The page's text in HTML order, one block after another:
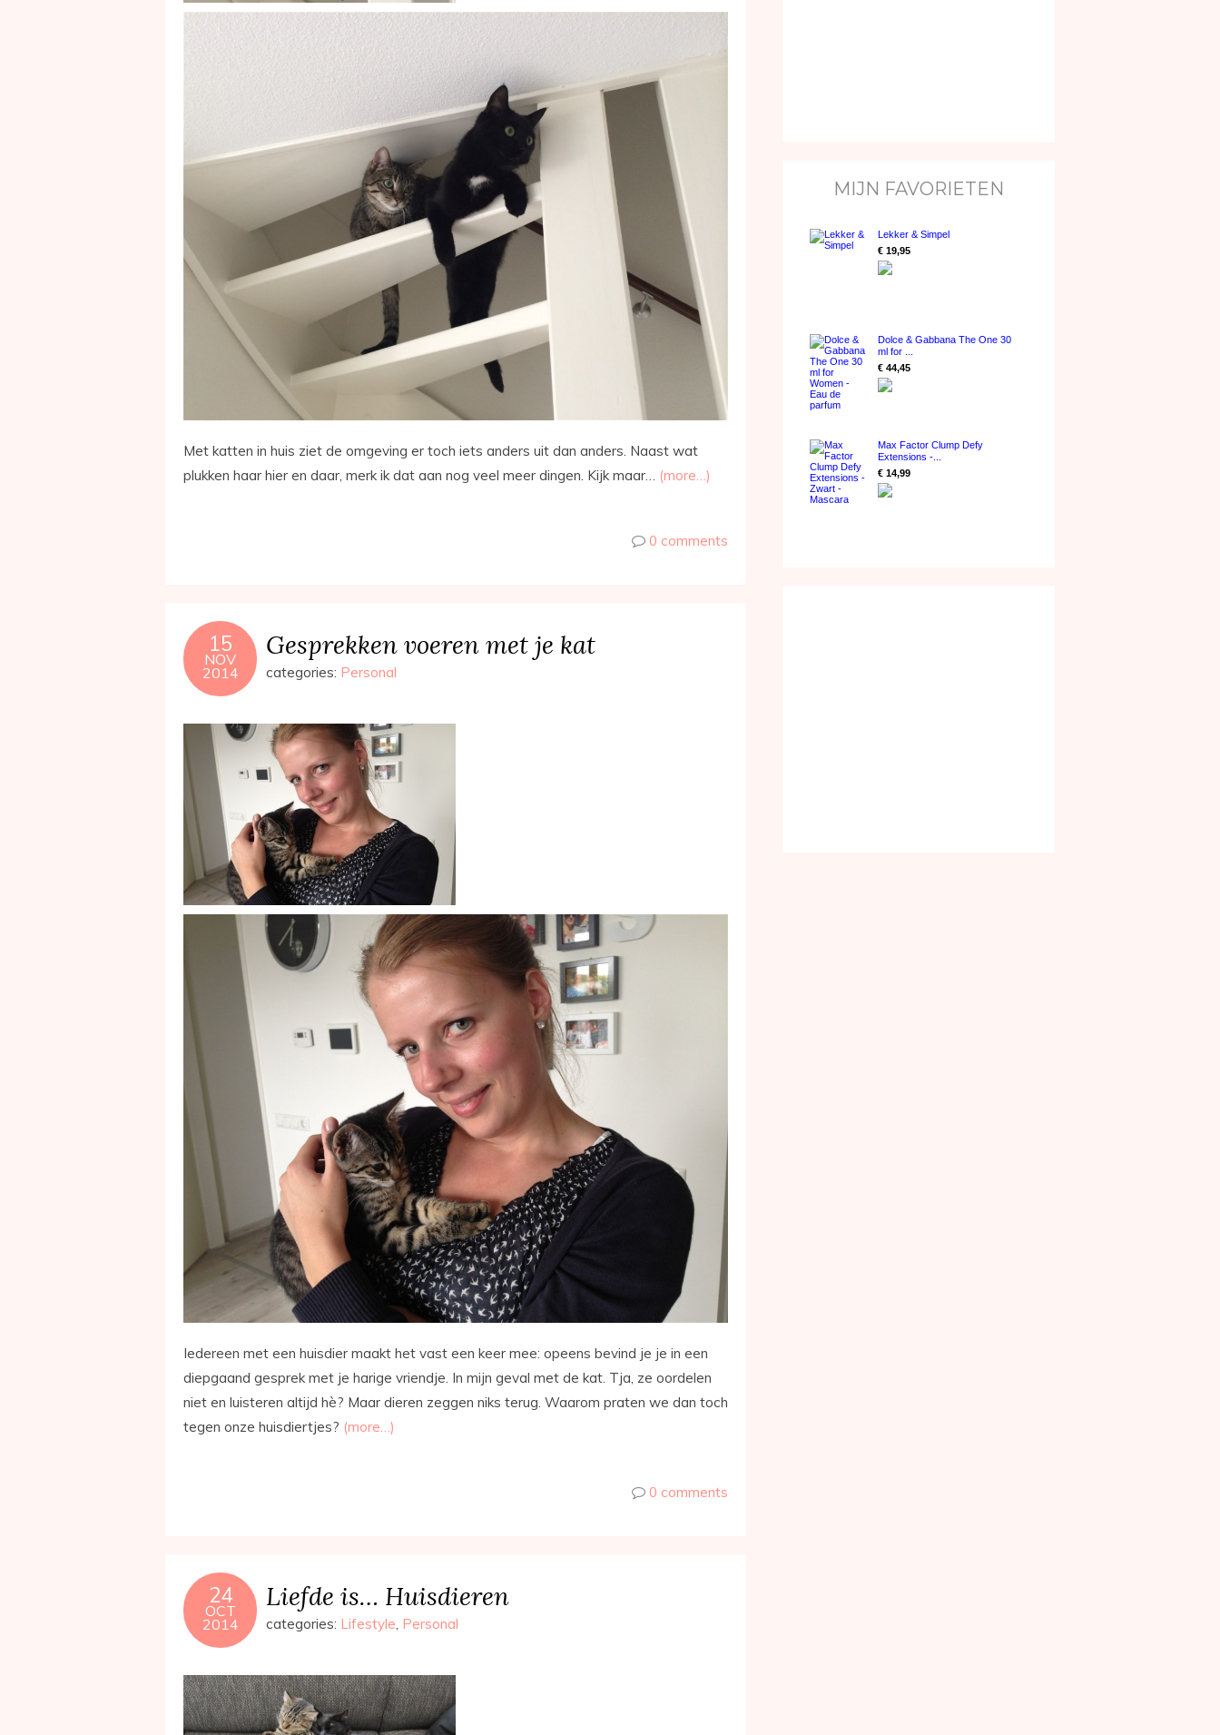
Met katten in huis ziet de omgeving er toch iets anders uit dan anders. Naast wat
plukken haar hier en daar, merk ik dat aan nog veel meer dingen. Kijk maar… (more…)
0 comments
15
NOV
2014
Gesprekken voeren met je kat
categories: Personal
Iedereen met een huisdier maakt het vast een keer mee: opeens bevind je je in een
diepgaand gesprek met je harige vriendje. In mijn geval met de kat. Tja, ze oordelen
niet en luisteren altijd hè? Maar dieren zeggen niks terug. Waarom praten we dan toch
tegen onze huisdiertjes? (more…)
0 comments
24
OCT
2014
Liefde is… Huisdieren
categories: Lifestyle, Personal
MIJN FAVORIETEN
Lekker & Simpel
€ 19,95
Dolce & Gabbana The One 30
ml for ...
€ 44,45
Max Factor Clump Defy
Extensions -...
€ 14,99